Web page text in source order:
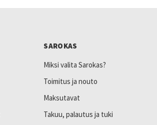
SAROKAS
Miksi valita Sarokas?
Toimitus ja nouto
Maksutavat
Takuu, palautus ja tuki